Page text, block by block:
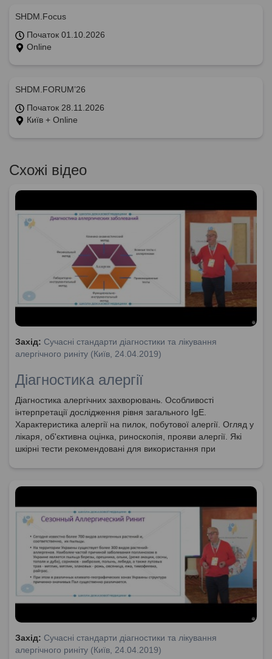
SHDM.Focus
Початок 01.10.2026
Online
SHDM.FORUM’26
Початок 28.11.2026
Київ + Online
Схожі відео
Захід: Сучасні стандарти діагностики та лікування
алергічного риніту (Київ, 24.04.2019)
Діагностика алергії
Діагностика алергічних захворювань. Особливості
інтерпретації дослідження рівня загального IgE.
Характеристика алергії на пилок, побутової алергії. Огляд у
лікаря, об'єктивна оцінка, риноскопія, прояви алергії. Які
шкірні тести рекомендовані для використання при
Захід: Сучасні стандарти діагностики та лікування
алергічного риніту (Київ, 24.04.2019)